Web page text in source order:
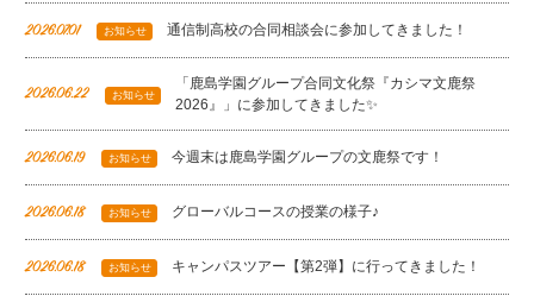
2026.07.01 お知らせ 通信制高校の合同相談会に参加してきました！
2026.06.22 お知らせ
「鹿島学園グループ合同文化祭『カシマ文鹿祭
2026』」に参加してきました✨
2026.06.19 お知らせ 今週末は鹿島学園グループの文鹿祭です！
2026.06.18 お知らせ グローバルコースの授業の様子♪
2026.06.18 お知らせ キャンパスツアー【第2弾】に行ってきました！